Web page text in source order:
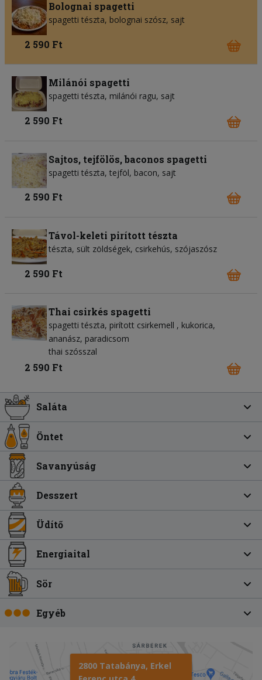
Bolognai spagetti
spagetti tészta bolognai szósz sajt
2 590 Ft
Milánói spagetti
spagetti tészta milánói ragu sajt
2 590 Ft
Sajtos, tejfölös, baconos spagetti
spagetti tészta tejföl bacon sajt
2 590 Ft
Távol-keleti pirított tészta
tészta sült zöldségek csirkehús szójaszósz
2 590 Ft
Thai csirkés spagetti
spagetti tészta pirított csirkemell
kukorica
ananász paradicsom
thai szósszal
2 590 Ft
Saláta
Öntet
Savanyúság
Desszert
Üdítő
Energiaital
Sör
Egyéb
2800 Tatabánya, Erkel